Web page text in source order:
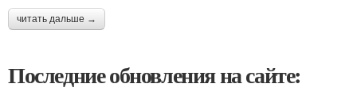
читать дальше →
Последние обновления на сайте: